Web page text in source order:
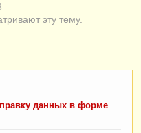
эту тему.
данных в форме